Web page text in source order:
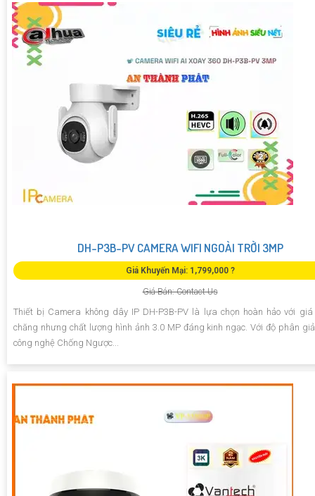
DH-P3B-PV CAMERA WIFI NGOÀI TRỜI 3MP
Giá Khuyến Mại: 1,799,000 ?
Giá Bán: Contact Us
Thiết bị Camera không dây IP DH-P3B-PV là lựa chọn hoàn hảo với
chăng nhưng chất lượng hình ảnh 3.0 MP đáng kinh ngạc. Với độ phân
công nghệ Chống Ngược...